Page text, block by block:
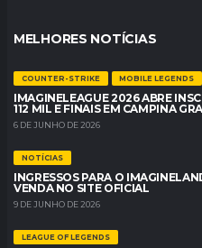
MELHORES NOTÍCIAS
COUNTER-STRIKE MOBILE LEGENDS
IMAGINELEAGUE 2026 ABRE
112 MIL E FINAIS EM CAMPINA
6 DE JUNHO DE 2026
NOTÍCIAS
INGRESSOS PARA O
VENDA NO SITE OFICIAL
9 DE JUNHO DE 2026
LEAGUE OF LEGENDS